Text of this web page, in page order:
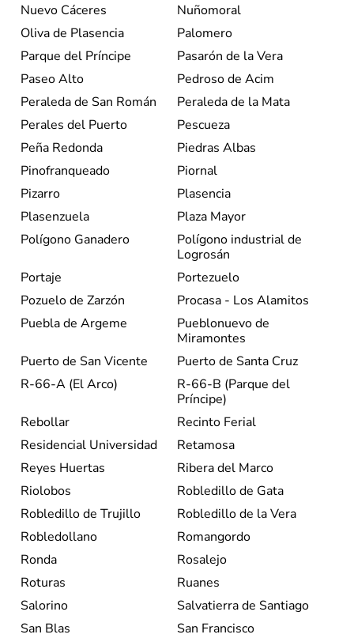
Nuevo Cáceres
Nuñomoral
Oliva de Plasencia
Palomero
Parque del Príncipe
Pasarón de la Vera
Paseo Alto
Pedroso de Acim
Peraleda de San Román
Peraleda de la Mata
Perales del Puerto
Pescueza
Peña Redonda
Piedras Albas
Pinofranqueado
Piornal
Pizarro
Plasencia
Plasenzuela
Plaza Mayor
Polígono Ganadero
Polígono industrial de
Logrosán
Portaje
Portezuelo
Pozuelo de Zarzón
Procasa - Los Alamitos
Puebla de Argeme
Pueblonuevo de
Miramontes
Puerto de San Vicente
Puerto de Santa Cruz
R-66-A (El Arco)
R-66-B (Parque del
Príncipe)
Rebollar
Recinto Ferial
Residencial Universidad
Retamosa
Reyes Huertas
Ribera del Marco
Riolobos
Robledillo de Gata
Robledillo de Trujillo
Robledillo de la Vera
Robledollano
Romangordo
Ronda
Rosalejo
Roturas
Ruanes
Salorino
Salvatierra de Santiago
San Blas
San Francisco